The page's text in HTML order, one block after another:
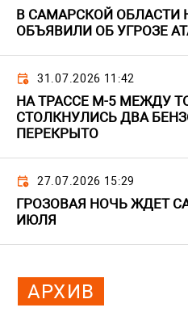
В САМАРСКОЙ ОБЛАСТИ
ОБЪЯВИЛИ ОБ УГРОЗЕ
31.07.2026 11:42
НА ТРАССЕ М-5 МЕЖДУ
СТОЛКНУЛИСЬ ДВА
ПЕРЕКРЫТО
27.07.2026 15:29
ГРОЗОВАЯ НОЧЬ ЖДЕТ
ИЮЛЯ
АРХИВ